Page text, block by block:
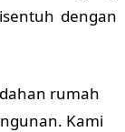
dengan
rumah
Kami